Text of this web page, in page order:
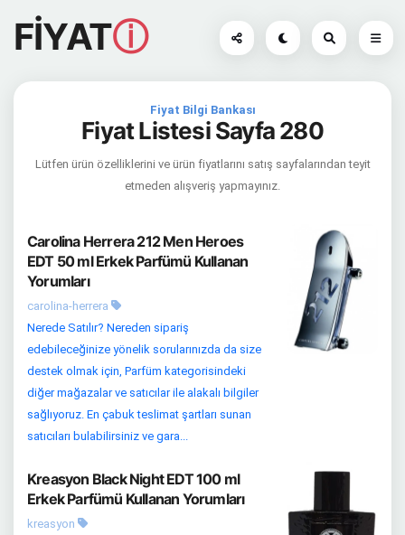
FİYATⓘ
Fiyat Bilgi Bankası
Fiyat Listesi Sayfa 280
Lütfen ürün özelliklerini ve ürün fiyatlarını satış sayfalarından teyit
etmeden alışveriş yapmayınız.
Carolina Herrera 212 Men Heroes
EDT 50 ml Erkek Parfümü Kullanan
Yorumları
carolina-herrera
Nerede Satılır? Nereden sipariş
edebileceğinize yönelik sorularınızda da size
destek olmak için, Parfüm kategorisindeki
diğer mağazalar ve satıcılar ile alakalı bilgiler
sağlıyoruz. En çabuk teslimat şartları sunan
satıcıları bulabilirsiniz ve gara...
Kreasyon Black Night EDT 100 ml
Erkek Parfümü Kullanan Yorumları
kreasyon